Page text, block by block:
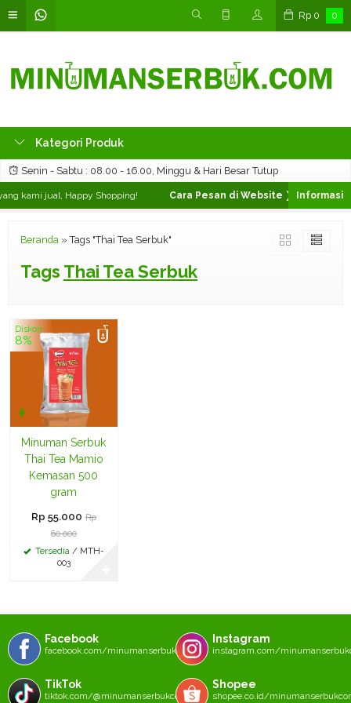
Rp 0 0
Kategori Produk
Senin - Sabtu : 08.00 - 16.00, Minggu & Hari Besar Tutup
kami jual, Happy Shopping! Cara Pesan di Website ❯ Silahkan
Beranda » Tags "Thai Tea Serbuk"
Tags Thai Tea Serbuk
Diskon
8%
Minuman Serbuk
Thai Tea Mamio
Kemasan 500
gram
Rp 55.000 Rp
60.000
Tersedia / MTH-
003
Facebook
facebook.com/minumanserbukcom
Instagram
instagram.com/
TikTok
tiktok.com/@minumanserbukcom
Shopee
shopee.co.id/